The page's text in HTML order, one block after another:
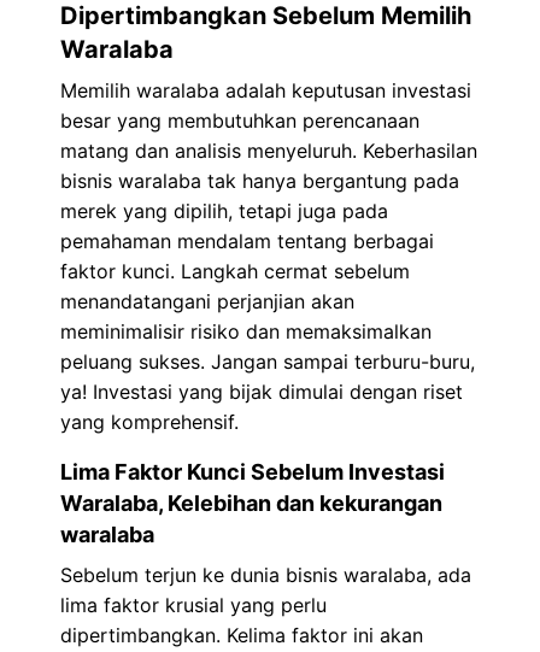
Dipertimbangkan Sebelum Memilih
Waralaba
Memilih waralaba adalah keputusan investasi
besar yang membutuhkan perencanaan
matang dan analisis menyeluruh. Keberhasilan
bisnis waralaba tak hanya bergantung pada
merek yang dipilih, tetapi juga pada
pemahaman mendalam tentang berbagai
faktor kunci. Langkah cermat sebelum
menandatangani perjanjian akan
meminimalisir risiko dan memaksimalkan
peluang sukses. Jangan sampai terburu-buru,
ya! Investasi yang bijak dimulai dengan riset
yang komprehensif.
Lima Faktor Kunci Sebelum Investasi
Waralaba, Kelebihan dan kekurangan
waralaba
Sebelum terjun ke dunia bisnis waralaba, ada
lima faktor krusial yang perlu
dipertimbangkan. Kelima faktor ini akan